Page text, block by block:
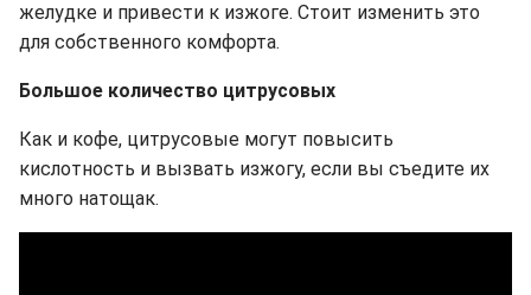
желудке и привести к изжоге. Стоит изменить это
для собственного комфорта.
Большое количество цитрусовых
Как и кофе, цитрусовые могут повысить
кислотность и вызвать изжогу, если вы съедите их
много натощак.